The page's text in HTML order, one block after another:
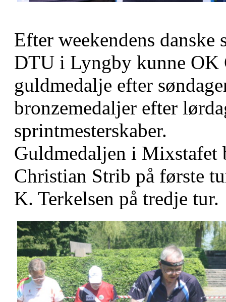
Efter weekendens
DTU i Lyngby kunne OK
guldmedalje efter
bronzemedaljer efter
sprintmesterskaber.
Guldmedaljen i Mixstafet
Christian Strib på første
K. Terkelsen på tredje tur.